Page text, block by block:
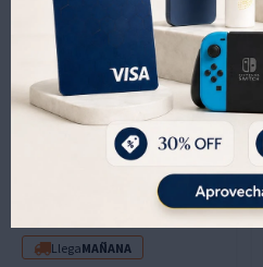
LlegaMAÑANA